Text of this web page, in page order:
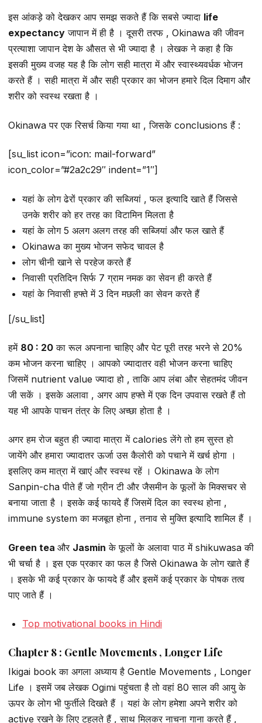
इस आंकड़े को देखकर आप समझ सकते हैं कि सबसे ज्यादा life
expectancy जापान में ही है । दूसरी तरफ , Okinawa की जीवन
प्रत्याशा जापान देश के औसत से भी ज्यादा है । लेखक ने कहा है कि
इसकी मुख्य वजह यह है कि लोग सही मात्रा में और स्वास्थ्यवर्धक भोजन
करते हैं । सही मात्रा में और सही प्रकार का भोजन हमारे दिल दिमाग और
शरीर को स्वस्थ रखता है ।
Okinawa पर एक रिसर्च किया गया था , जिसके conclusions हैं :
[su_list icon=”icon: mail-forward”
icon_color=”#2a2c29″ indent=”1″]
यहां के लोग ढेरों प्रकार की सब्जियां , फल इत्यादि खाते हैं जिससे
उनके शरीर को हर तरह का विटामिन मिलता है
यहां के लोग 5 अलग अलग तरह की सब्जियां और फल खाते हैं
Okinawa का मुख्य भोजन सफेद चावल है
लोग चीनी खाने से परहेज करते हैं
निवासी प्रतिदिन सिर्फ 7 ग्राम नमक का सेवन ही करते हैं
यहां के निवासी हफ्ते में 3 दिन मछली का सेवन करते हैं
[/su_list]
हमें 80 : 20 का रूल अपनाना चाहिए और पेट पूरी तरह भरने से 20%
कम भोजन करना चाहिए । आपको ज्यादातर वही भोजन करना चाहिए
जिसमें nutrient value ज्यादा हो , ताकि आप लंबा और सेहतमंद जीवन
जी सकें । इसके अलावा , अगर आप हफ्ते में एक दिन उपवास रखते हैं तो
यह भी आपके पाचन तंत्र के लिए अच्छा होता है ।
अगर हम रोज बहुत ही ज्यादा मात्रा में calories लेंगे तो हम सुस्त हो
जायेंगे और हमारा ज्यादातर ऊर्जा उस कैलोरी को पचाने में खर्च होगा ।
इसलिए कम मात्रा में खाएं और स्वस्थ रहें । Okinawa के लोग
Sanpin-cha पीते हैं जो ग्रीन टी और जैसमीन के फूलों के मिक्सचर से
बनाया जाता है । इसके कई फायदे हैं जिसमें दिल का स्वस्थ होना ,
immune system का मजबूत होना , तनाव से मुक्ति इत्यादि शामिल हैं ।
Green tea और Jasmin के फूलों के अलावा पाठ में shikuwasa की
भी चर्चा है । इस एक प्रकार का फल है जिसे Okinawa के लोग खाते हैं
। इसके भी कई प्रकार के फायदे हैं और इसमें कई प्रकार के पोषक तत्व
पाए जाते हैं ।
Top motivational books in Hindi
Chapter 8 : Gentle Movements , Longer Life
Ikigai book का अगला अध्याय है Gentle Movements , Longer
Life । इसमें जब लेखक Ogimi पहुंचता है तो वहां 80 साल की आयु के
ऊपर के लोग भी फुर्तीले दिखते हैं । यहां के लोग हमेशा अपने शरीर को
active रखने के लिए टहलते हैं , साथ मिलकर नाचना गाना करते हैं ,